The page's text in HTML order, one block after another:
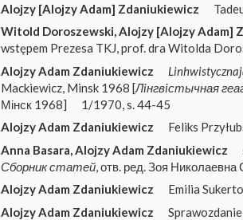
Alojzy [Alojzy Adam] Zdaniukiewicz
Witold Doroszewski,Alojzy [Alojzy Adam]
wstępem Prezesa TKJ, prof. dra Witolda
Alojzy Adam Zdaniukiewicz
Mackiewicz, Minsk 1968 [Лiнгвiстычная
Мінск 1968]
1/1970, s. 44-45
Alojzy Adam Zdaniukiewicz
Feliks
Anna Basara Alojzy Adam Zdaniukiewicz
Сборник статей , отв. ред. Зоя
Alojzy Adam Zdaniukiewicz
Emilia
Alojzy Adam Zdaniukiewicz